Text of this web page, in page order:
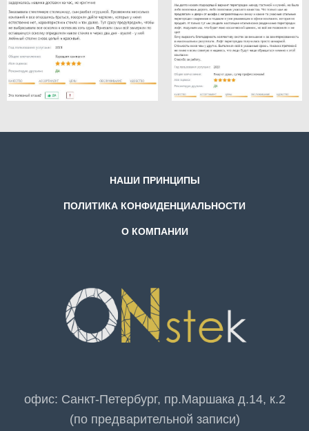
НАШИ ПРИНЦИПЫ
ПОЛИТИКА КОНФИДЕНЦИАЛЬНОСТИ
О КОМПАНИИ
офис: Санкт-Петербург, пр.Маршака д.14, к.2
(по предварительной записи)